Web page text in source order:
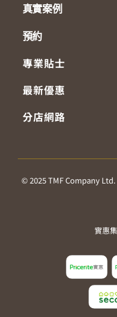
真實案例
預約
專業貼士
最新優惠
分店網路
© 2025 TMF Company
實惠